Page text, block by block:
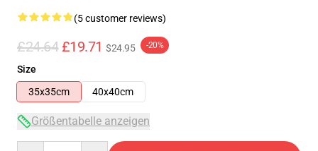
(5 customer reviews)
£24.64 £19.71 $24.95 -20%
Size
35x35cm
40x40cm
Größentabelle anzeigen